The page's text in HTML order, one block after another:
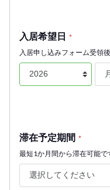
入居希望日 *
入居申し込みフォーム受領
滞在予定期間 *
最短1か月間から滞在可能で